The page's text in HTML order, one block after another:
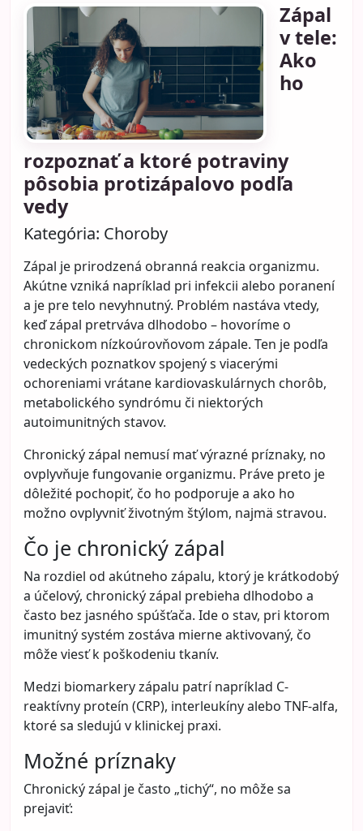
Zápal
v tele:
Ako
ho
rozpoznať a ktoré potraviny
pôsobia protizápalovo podľa
vedy
Kategória: Choroby
Zápal je prirodzená obranná reakcia organizmu.
Akútne vzniká napríklad pri infekcii alebo poranení
a je pre telo nevyhnutný. Problém nastáva vtedy,
keď zápal pretrváva dlhodobo – hovoríme o
chronickom nízkoúrovňovom zápale. Ten je podľa
vedeckých poznatkov spojený s viacerými
ochoreniami vrátane kardiovaskulárnych chorôb,
metabolického syndrómu či niektorých
autoimunitných stavov.
Chronický zápal nemusí mať výrazné príznaky, no
ovplyvňuje fungovanie organizmu. Práve preto je
dôležité pochopiť, čo ho podporuje a ako ho
možno ovplyvniť životným štýlom, najmä stravou.
Čo je chronický zápal
Na rozdiel od akútneho zápalu, ktorý je krátkodobý
a účelový, chronický zápal prebieha dlhodobo a
často bez jasného spúšťača. Ide o stav, pri ktorom
imunitný systém zostáva mierne aktivovaný, čo
môže viesť k poškodeniu tkanív.
Medzi biomarkery zápalu patrí napríklad C-
reaktívny proteín (CRP), interleukíny alebo TNF-alfa,
ktoré sa sledujú v klinickej praxi.
Možné príznaky
Chronický zápal je často „tichý“, no môže sa
prejaviť: